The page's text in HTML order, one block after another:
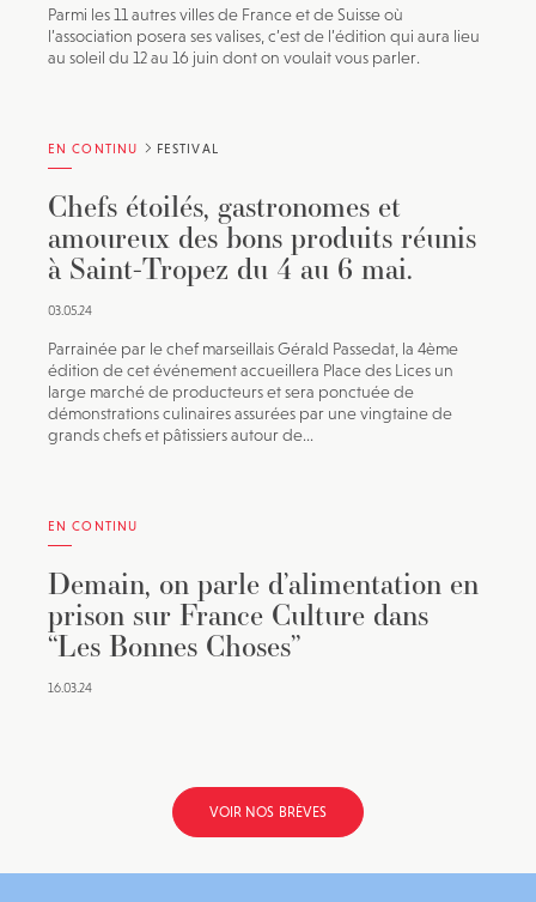
Parmi les 11 autres villes de France et de Suisse où
l’association posera ses valises, c’est de l’édition qui aura lieu
au soleil du 12 au 16 juin dont on voulait vous parler.
EN CONTINU FESTIVAL
Chefs étoilés, gastronomes et
amoureux des bons produits réunis
à Saint-Tropez du 4 au 6 mai.
03.05.24
Parrainée par le chef marseillais Gérald Passedat, la 4ème
édition de cet événement accueillera Place des Lices un
large marché de producteurs et sera ponctuée de
démonstrations culinaires assurées par une vingtaine de
grands chefs et pâtissiers autour de...
EN CONTINU
Demain, on parle d’alimentation en
prison sur France Culture dans
“Les Bonnes Choses”
16.03.24
VOIR NOS BRÈVES